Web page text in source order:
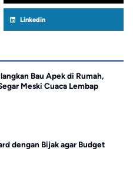
Linkedin
Bau Apek di Rumah,
Meski Cuaca Lembap
dengan Bijak agar Budget